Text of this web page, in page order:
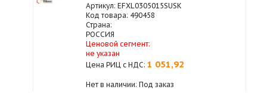
Артикул: EFXL0305015SUSK
Код товара: 490458
Страна:
РОССИЯ
Ценовой сегмент:
не указан
Цена РИЦ с НДС: 1 051,92
Нет в наличии: Под заказ